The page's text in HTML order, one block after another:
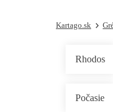
Kartago.sk
Rhodos
Počasie